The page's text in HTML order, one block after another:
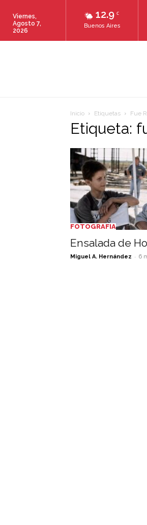
12.9 C
Buenos Aires
Viernes,
Agosto 7,
2026
Inicio Etiquetas Fue
Etiqueta:
FOTOGRAFIA
Ensalada de
Miguel A. Hernández - 6